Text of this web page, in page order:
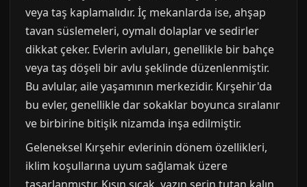
veya taş kaplamalıdır. İç mekanlarda ise, ahşap
tavan süslemeleri, oymalı dolaplar ve sedirler
dikkat çeker. Evlerin avluları, genellikle bir bahçe
veya taş döşeli bir avlu şeklinde düzenlenmiştir.
Bu avlular, aile yaşamının merkezidir. Kırşehir'da
bu evler, genellikle dar sokaklar boyunca sıralanır
ve birbirine bitişik nizamda inşa edilmiştir.
Geleneksel Kırşehir evlerinin dönem özellikleri,
iklim koşullarına uyum sağlamak üzere